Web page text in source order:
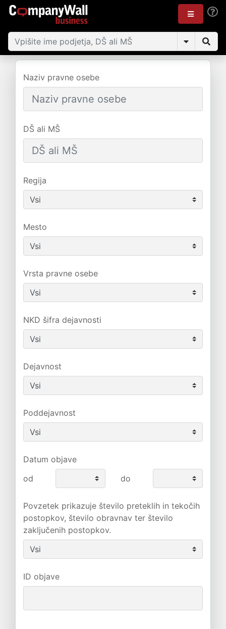
Naziv pravne osebe
DŠ ali MŠ
Regija
Mesto
Vrsta pravne osebe
NKD šifra dejavnosti
Dejavnost
Poddejavnost
Datum objave
od
do
Povzetek prikazuje število preteklih in tekočih
postopkov, število obravnav ter število
zaključenih postopkov.
ID objave